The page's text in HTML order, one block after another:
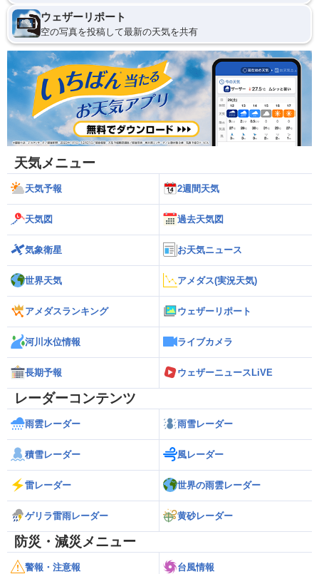
ウェザーリポート
空の写真を投稿して最新の天気を共有
天気メニュー
天気予報 2週間天気
天気図 過去天気図
気象衛星 お天気ニュース
世界天気 アメダス(実況天気)
アメダスランキング ウェザーリポート
河川水位情報 ライブカメラ
長期予報 ウェザーニュースLiVE
レーダーコンテンツ
雨雲レーダー 雨雪レーダー
積雪レーダー 風レーダー
雷レーダー 世界の雨雲レーダー
ゲリラ雷雨レーダー 黄砂レーダー
防災・減災メニュー
警報・注意報 台風情報